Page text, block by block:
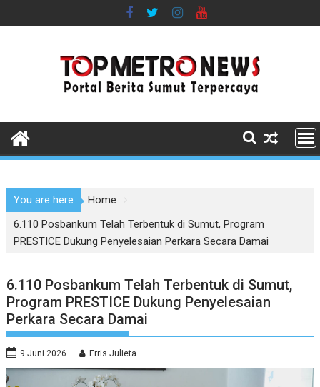
to
You are here
Home
6.110 Posbankum Telah Terbentuk di Sumut, Program
PRESTICE Dukung Penyelesaian Perkara Secara Damai
6.110 Posbankum Telah Terbentuk di Sumut,
Program PRESTICE Dukung Penyelesaian
Perkara Secara Damai
9 Juni 2026 Erris Julieta